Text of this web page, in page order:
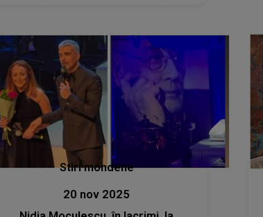
Stiri mondene
20 nov 2025